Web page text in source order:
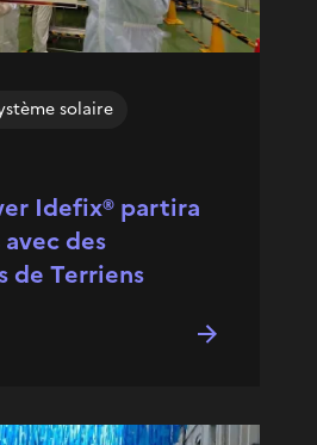
Idefix® partira
des
de Terriens
solaire